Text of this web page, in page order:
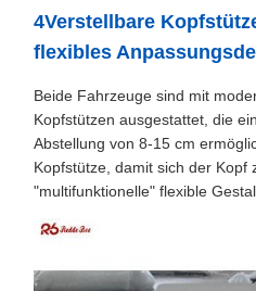
4Verstellbare
flexibles
Beide Fahrzeuge sind mit
Kopfstützen ausgestattet, die
Abstellung von 8-15 cm
Kopfstütze, damit sich der Kopf
"multifunktionelle" flexible